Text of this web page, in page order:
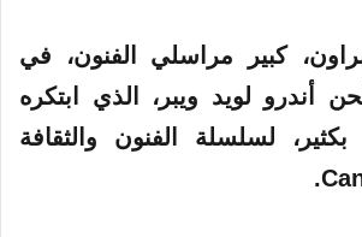
كبير مراسلي الفنون، في
أندرو لويد ويبر، الذي ابتكره
لسلسلة الفنون والثقافة